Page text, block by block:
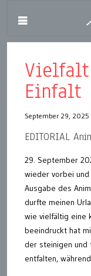
Einfalt
September 29, 2025
EDITORIAL
29. September
wieder vorbei
Ausgabe des
durfte meinen
wie vielfältig eine
beeindruckt hat
der steinigen
entfalten,